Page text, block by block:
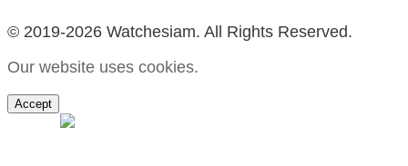
© 2019-2026 Watchesiam. All Rights Reserved.
Our website uses cookies.
Accept